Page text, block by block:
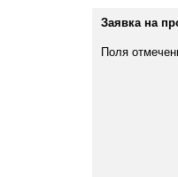
Заявка на
Поля